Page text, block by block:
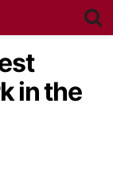
in the